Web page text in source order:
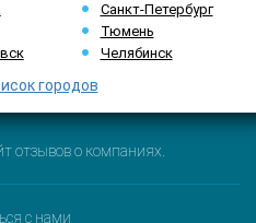
Санкт-Петербург
Тюмень
Челябинск
городов
отзывов о компаниях.
с нами